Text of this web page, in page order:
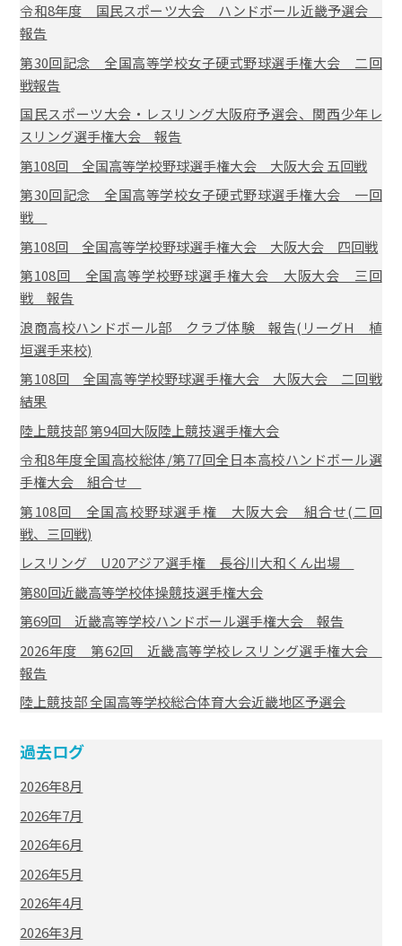
令和8年度 国民スポーツ大会 ハンドボール近畿予選会
報告
第30回記念 全国高等学校女子硬式野球選手権大会 二回
戦報告
国民スポーツ大会・レスリング大阪府予選会、関西少年レ
スリング選手権大会 報告
第108回 全国高等学校野球選手権大会 大阪大会 五回戦
第30回記念 全国高等学校女子硬式野球選手権大会 一回
戦
第108回 全国高等学校野球選手権大会 大阪大会 四回戦
第108回 全国高等学校野球選手権大会 大阪大会 三回
戦 報告
浪商高校ハンドボール部 クラブ体験 報告(リーグH 植
垣選手来校)
第108回 全国高等学校野球選手権大会 大阪大会 二回戦
結果
陸上競技部 第94回大阪陸上競技選手権大会
令和8年度全国高校総体/第77回全日本高校ハンドボール選
手権大会 組合せ
第108回 全国高校野球選手権 大阪大会 組合せ(二回
戦、三回戦)
レスリング U20アジア選手権 長谷川大和くん出場
第80回近畿高等学校体操競技選手権大会
第69回 近畿高等学校ハンドボール選手権大会 報告
2026年度 第62回 近畿高等学校レスリング選手権大会
報告
陸上競技部 全国高等学校総合体育大会近畿地区予選会
過去ログ
2026年8月
2026年7月
2026年6月
2026年5月
2026年4月
2026年3月